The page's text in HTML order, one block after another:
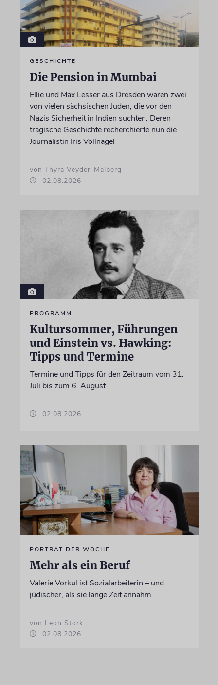
GESCHICHTE
Die Pension in Mumbai
Ellie und Max Lesser aus Dresden waren zwei
von vielen sächsischen Juden, die vor den
Nazis Sicherheit in Indien suchten. Deren
tragische Geschichte recherchierte nun die
Journalistin Iris Völlnagel
von Thyra Veyder-Malberg
02.08.2026
PROGRAMM
Kultursommer, Führungen
und Einstein vs. Hawking:
Tipps und Termine
Termine und Tipps für den Zeitraum vom 31.
Juli bis zum 6. August
02.08.2026
PORTRÄT DER WOCHE
Mehr als ein Beruf
Valerie Vorkul ist Sozialarbeiterin – und
jüdischer, als sie lange Zeit annahm
von Leon Stork
02.08.2026